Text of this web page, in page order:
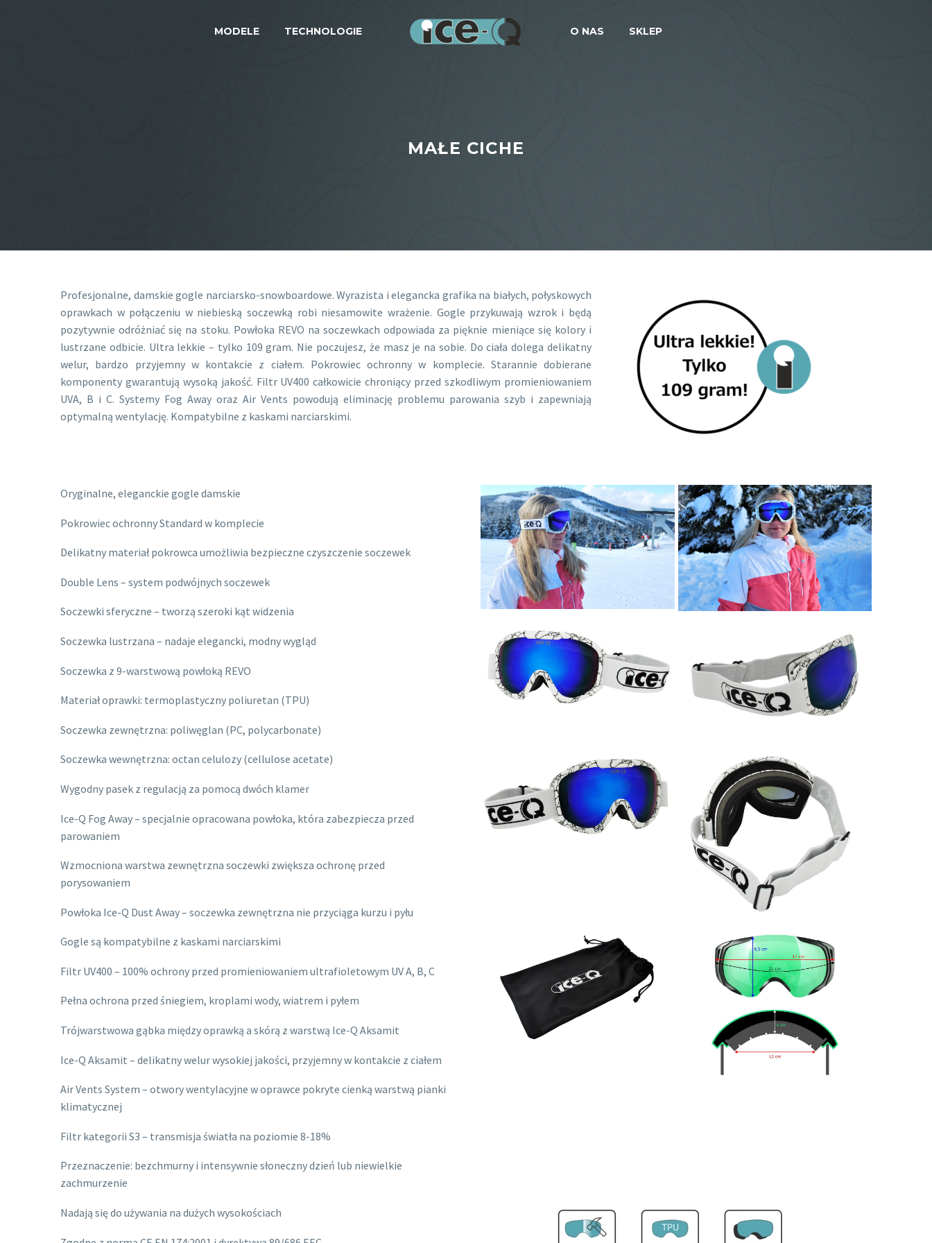
MODELE TECHNOLOGIE O NAS SKLEP
MAŁE CICHE
Profesjonalne, damskie gogle narciarsko-snowboardowe. Wyrazista i elegancka grafika na białych, połyskowych
oprawkach w połączeniu w niebieską soczewką robi niesamowite wrażenie. Gogle przykuwają wzrok i będą
pozytywnie odróżniać się na stoku. Powłoka REVO na soczewkach odpowiada za pięknie mieniące się kolory i
lustrzane odbicie. Ultra lekkie – tylko 109 gram. Nie poczujesz, że masz je na sobie. Do ciała dolega delikatny
welur, bardzo przyjemny w kontakcie z ciałem. Pokrowiec ochronny w komplecie. Starannie dobierane
komponenty gwarantują wysoką jakość. Filtr UV400 całkowicie chroniący przed szkodliwym promieniowaniem
UVA, B i C. Systemy Fog Away oraz Air Vents powodują eliminację problemu parowania szyb i zapewniają
optymalną wentylację. Kompatybilne z kaskami narciarskimi.
Oryginalne, eleganckie gogle damskie
Pokrowiec ochronny Standard w komplecie
Delikatny materiał pokrowca umożliwia bezpieczne czyszczenie soczewek
Double Lens – system podwójnych soczewek
Soczewki sferyczne – tworzą szeroki kąt widzenia
Soczewka lustrzana – nadaje elegancki, modny wygląd
Soczewka z 9-warstwową powłoką REVO
Materiał oprawki: termoplastyczny poliuretan (TPU)
Soczewka zewnętrzna: poliwęglan (PC, polycarbonate)
Soczewka wewnętrzna: octan celulozy (cellulose acetate)
Wygodny pasek z regulacją za pomocą dwóch klamer
Ice-Q Fog Away – specjalnie opracowana powłoka, która zabezpiecza przed
parowaniem
Wzmocniona warstwa zewnętrzna soczewki zwiększa ochronę przed
porysowaniem
Powłoka Ice-Q Dust Away – soczewka zewnętrzna nie przyciąga kurzu i pyłu
Gogle są kompatybilne z kaskami narciarskimi
Filtr UV400 – 100% ochrony przed promieniowaniem ultrafioletowym UV A, B, C
Pełna ochrona przed śniegiem, kroplami wody, wiatrem i pyłem
Trójwarstwowa gąbka między oprawką a skórą z warstwą Ice-Q Aksamit
Ice-Q Aksamit – delikatny welur wysokiej jakości, przyjemny w kontakcie z ciałem
Air Vents System – otwory wentylacyjne w oprawce pokryte cienką warstwą pianki
klimatycznej
Filtr kategorii S3 – transmisja światła na poziomie 8-18%
Przeznaczenie: bezchmurny i intensywnie słoneczny dzień lub niewielkie
zachmurzenie
Nadają się do używania na dużych wysokościach